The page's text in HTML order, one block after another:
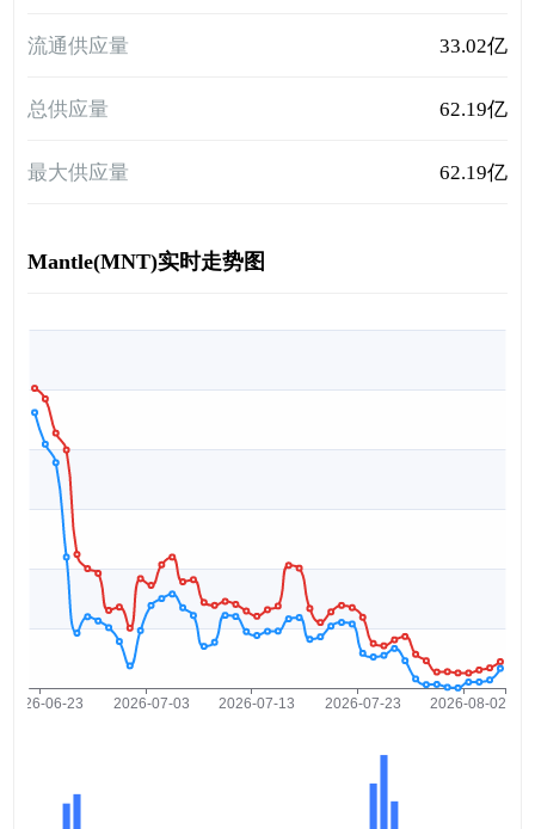
流通供应量 33.02亿
总供应量 62.19亿
最大供应量 62.19亿
Mantle(MNT)实时走势图